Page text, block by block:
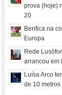
prova (hoje)
20
Benfica na
Europa
Rede
arrancou em
Luísa Arco
de 10